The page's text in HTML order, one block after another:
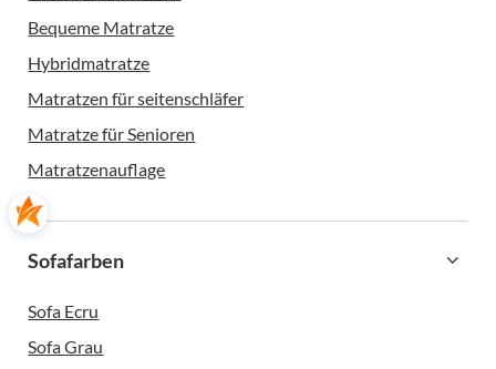
Bequeme Matratze
Hybridmatratze
Matratzen für seitenschläfer
Matratze für Senioren
Matratzenauflage
Sofafarben
Sofa Ecru
Sofa Grau